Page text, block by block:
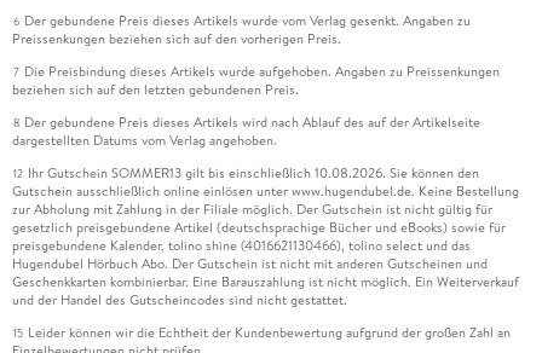
6 Der gebundene Preis dieses Artikels wurde vom Verlag gesenkt. Angaben zu
Preissenkungen beziehen sich auf den vorherigen Preis.
7 Die Preisbindung dieses Artikels wurde aufgehoben. Angaben zu Preissenkungen
beziehen sich auf den letzten gebundenen Preis.
8 Der gebundene Preis dieses Artikels wird nach Ablauf des auf der Artikelseite
dargestellten Datums vom Verlag angehoben.
12 Ihr Gutschein SOMMER13 gilt bis einschließlich 10.08.2026. Sie können den
Gutschein ausschließlich online einlösen unter www.hugendubel.de. Keine Bestellung
zur Abholung mit Zahlung in der Filiale möglich. Der Gutschein ist nicht gültig für
gesetzlich preisgebundene Artikel (deutschsprachige Bücher und eBooks) sowie für
preisgebundene Kalender, tolino shine (4016621130466), tolino select und das
Hugendubel Hörbuch Abo. Der Gutschein ist nicht mit anderen Gutscheinen und
Geschenkkarten kombinierbar. Eine Barauszahlung ist nicht möglich. Ein Weiterverkauf
und der Handel des Gutscheincodes sind nicht gestattet.
15 Leider können wir die Echtheit der Kundenbewertung aufgrund der großen Zahl an